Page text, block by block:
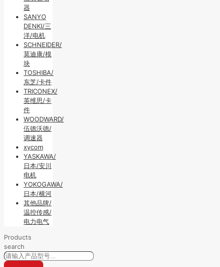
器
SANYO
DENKI/三
洋/电机
SCHNEIDER/
莫迪康/模
块
TOSHIBA/
东芝/卡件
TRICONEX/
英维思/卡
件
WOODWARD/
伍德沃德/
调速器
xycom
YASKAWA/
日本/安川
电机
YOKOGAWA/
日本/横河
其他品牌/
温控传感/
电力电气
Products
search